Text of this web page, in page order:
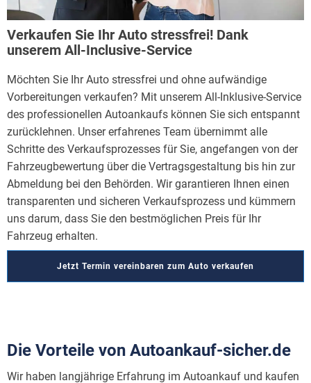
Verkaufen Sie Ihr Auto stressfrei! Dank
unserem All-Inclusive-Service
Möchten Sie Ihr Auto stressfrei und ohne aufwändige
Vorbereitungen verkaufen? Mit unserem All-Inklusive-Service
des professionellen Autoankaufs können Sie sich entspannt
zurücklehnen. Unser erfahrenes Team übernimmt alle
Schritte des Verkaufsprozesses für Sie, angefangen von der
Fahrzeugbewertung über die Vertragsgestaltung bis hin zur
Abmeldung bei den Behörden. Wir garantieren Ihnen einen
transparenten und sicheren Verkaufsprozess und kümmern
uns darum, dass Sie den bestmöglichen Preis für Ihr
Fahrzeug erhalten.
Jetzt Termin vereinbaren zum Auto verkaufen
Die Vorteile von Autoankauf-sicher.de
Wir haben langjährige Erfahrung im Autoankauf und kaufen